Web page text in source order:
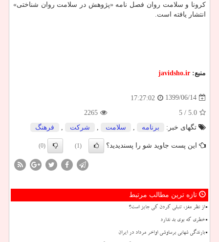
کرونا و سلامت روان فصل نامه «پژوهش در سلامت روان شناختی»
انتشار یافته است.
منبع: javidsho.ir
1399/06/14
17:27:02
5.0
/ 5
2265
تگهای خبر:
برنامه , سلامت , شركت , فرهنگ
این پست جاوید شو را پسندیدید؟ (1)
(0)
تازه ترین مطالب مرتبط
از نظر مغز، تنبلی کردن کی جایز است؟
خطری که بوی بد ندارد
بارندگی شهابی برساوشی اواخر مرداد در ایران